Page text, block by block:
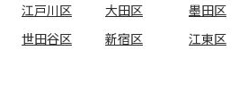
江戸川区 大田区 墨田区
世田谷区 新宿区 江東区